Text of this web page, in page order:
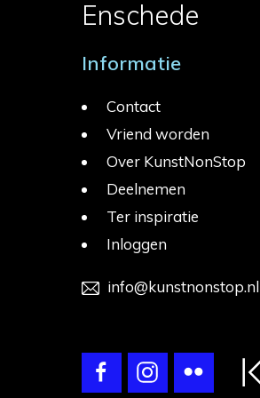
Enschede
Informatie
Contact
Vriend worden
Over KunstNonStop
Deelnemen
Ter inspiratie
Inloggen
info@kunstnonstop.nl